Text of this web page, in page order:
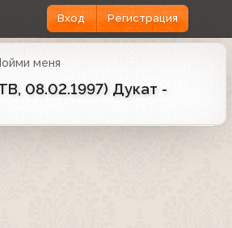
Вход Регистрация
меня
08.02.1997) Дукат -